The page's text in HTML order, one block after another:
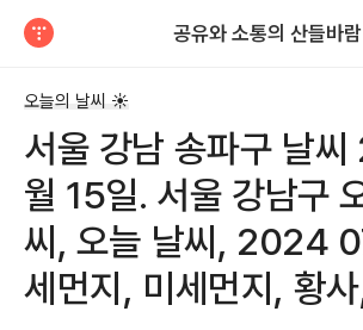
공유와 소통의 산들바람
오늘의 날씨 ☀
서울 강남 송파구 날
월 15일. 서울 강남구
씨, 오늘 날씨, 2024
세먼지, 미세먼지, 황